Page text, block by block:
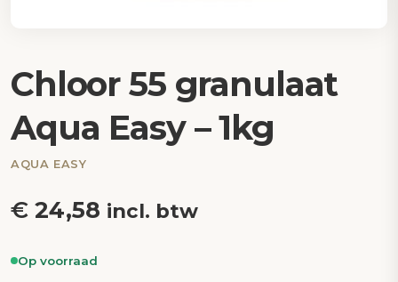
Chloor 55 granulaat
Aqua Easy – 1kg
AQUA EASY
€ 24,58 incl. btw
Op voorraad